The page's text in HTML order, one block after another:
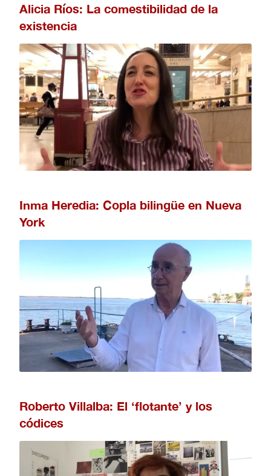
Alicia Ríos: La comestibilidad de la
existencia
Inma Heredia: Copla bilingüe en Nueva
York
Roberto Villalba: El ‘flotante’ y los
códices